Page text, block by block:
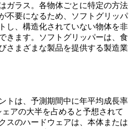
ガラス。各物体ごとに特定の方法
不要になるため、ソフトグリッパ
し、構造化されていない物体を非
きます。ソフトグリッパーは、食
さまざまな製品を提供する製造業
トは、予測期間中に年平均成長率
ェアの大半を占めると予想されて
スのハードウェアは、本体または